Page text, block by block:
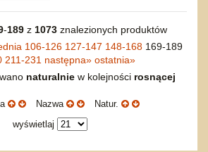
-189z 1073znalezionych produktów
106-126 127-147 148-168 169-189
211-231 następna» ostatnia»
naturalniew kolejności rosnącej
Nazwa
Natur.
wyświetlaj